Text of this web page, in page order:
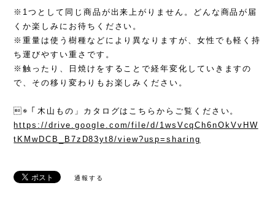
※1つとして同じ商品が出来上がりません。どんな商品が届
くか楽しみにお待ちください。
※重量は使う樹種などにより異なりますが、女性でも軽く持
ち運びやすい重さです。
※触ったり、日焼けをすることで経年変化していきますの
で、その移り変わりもお楽しみください。
◉「木山もの」カタログはこちらからご覧ください。
https://drive.google.com/file/d/1wsVcqCh6nOkVvHW
tKMwDCB_B7zD83yt8/view?usp=sharing
通報する